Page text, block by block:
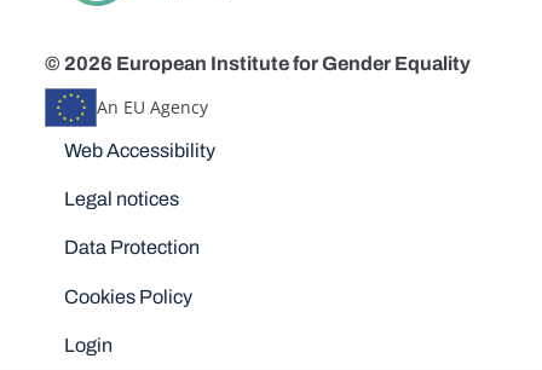
© 2026 European Institute for Gender Equality
An EU Agency
Disclaimers
Web Accessibility
Legal notices
Data Protection
Cookies Policy
Login